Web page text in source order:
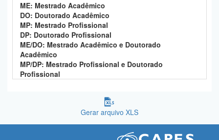
ME: Mestrado Acadêmico
DO: Doutorado Acadêmico
MP: Mestrado Profissional
DP: Doutorado Profissional
ME/DO: Mestrado Acadêmico e Doutorado
Acadêmico
MP/DP: Mestrado Profissional e Doutorado
Profissional
Gerar arquivo XLS